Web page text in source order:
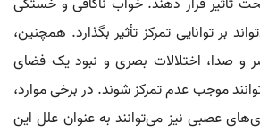
بر توانایی تمرکز تأثیر بگذارد. همچنین،
و صدا، اختلالات بصری و نبود یک فضای
موجب عدم تمرکز شوند. در برخی موارد،
عصبی نیز می‌توانند به عنوان علل این